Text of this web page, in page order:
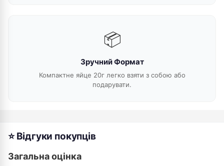
📦
Зручний Формат
Компактне яйце 20г легко взяти з собою або
подарувати.
⭐ Відгуки покупців
Загальна оцінка